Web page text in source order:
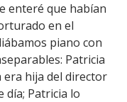
enteré que habían
en el
piano con
Patricia
era hija del director
día; Patricia lo